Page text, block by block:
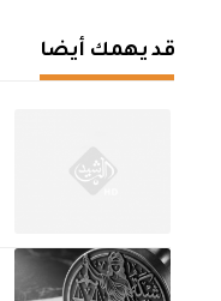
قد يهمك أيضا